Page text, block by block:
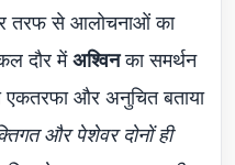
तरफ से आलोचनाओं का
दौर मेंअश्विनका समर्थन
एकतरफा और अनुचित बताया
और पेशेवर दोनों ही